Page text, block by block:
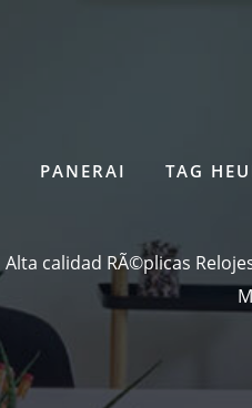
PANERAI TAG
Alta calidad RÃ©plicas